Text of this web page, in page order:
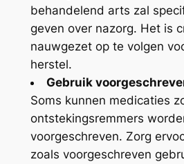
behandelend arts zal
geven over nazorg. Het is
nauwgezet op te volgen
herstel.
Gebruik
Soms kunnen medicaties
ontstekingsremmers
voorgeschreven. Zorg
zoals voorgeschreven